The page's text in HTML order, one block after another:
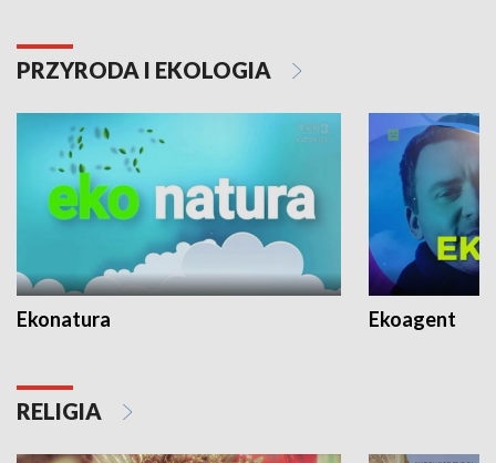
PRZYRODA I EKOLOGIA
Ekonatura Ekoagent
RELIGIA